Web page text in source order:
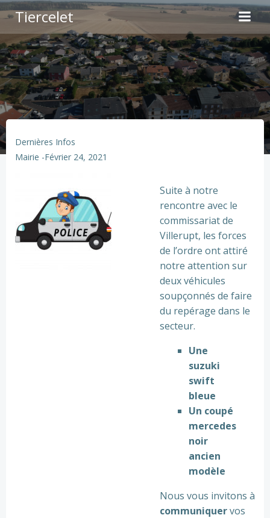
Aller
contenu
Tiercelet
Dernières Infos
Mairie -Février 24, 2021
Suite à notre
rencontre avec le
commissariat de
Villerupt, les forces
de l’ordre ont attiré
notre attention sur
deux véhicules
soupçonnés de faire
du repérage dans le
secteur.
Une
suzuki
swift
bleue
Un coupé
mercedes
noir
ancien
modèle
Nous vous invitons à
communiquervos